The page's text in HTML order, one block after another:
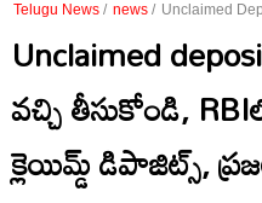
Telugu News / news / Unclaimed
Unclaimed
వ‌చ్చి తీసుకోండి,
క్లెయిమ్డ్ డిపాజిట్స్,